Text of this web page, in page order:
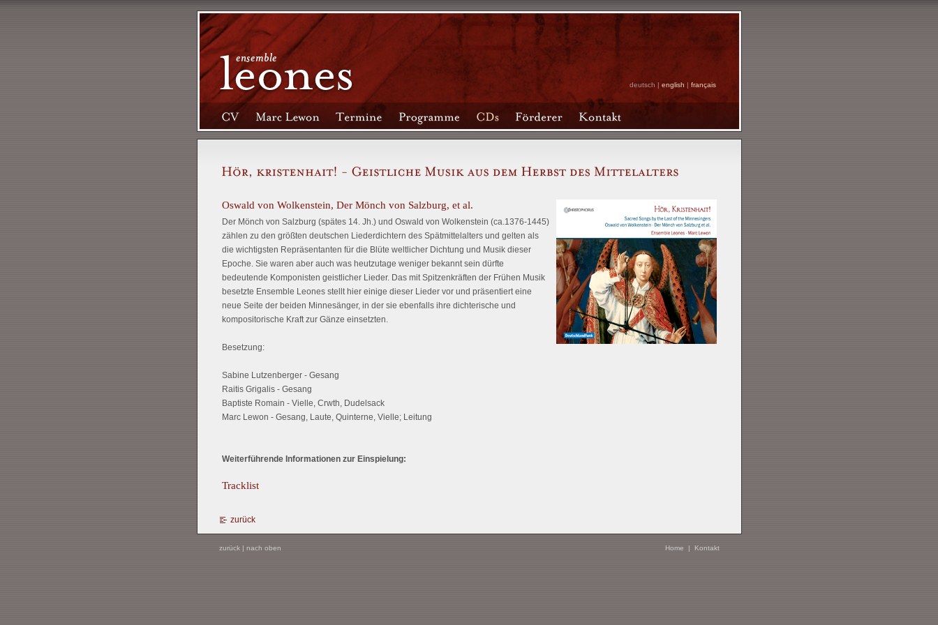
deutsch | english | français
Oswald von Wolkenstein, Der Mönch von Salzburg, et al.
Der Mönch von Salzburg (spätes 14. Jh.) und Oswald von Wolkenstein (ca.1376-1445)
zählen zu den größten deutschen Liederdichtern des Spätmittelalters und gelten als
die wichtigsten Repräsentanten für die Blüte weltlicher Dichtung und Musik dieser
Epoche. Sie waren aber auch was heutzutage weniger bekannt sein dürfte
bedeutende Komponisten geistlicher Lieder. Das mit Spitzenkräften der Frühen Musik
besetzte Ensemble Leones stellt hier einige dieser Lieder vor und präsentiert eine
neue Seite der beiden Minnesänger, in der sie ebenfalls ihre dichterische und
kompositorische Kraft zur Gänze einsetzten.
Besetzung:
Sabine Lutzenberger - Gesang
Raitis Grigalis - Gesang
Baptiste Romain - Vielle, Crwth, Dudelsack
Marc Lewon - Gesang, Laute, Quinterne, Vielle; Leitung
Weiterführende Informationen zur Einspielung:
Tracklist
zurück
zurück| nach oben Home | Kontakt